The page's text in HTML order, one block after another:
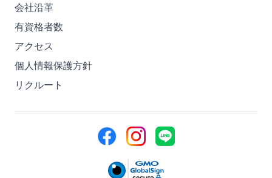
会社沿革
有資格者数
アクセス
個人情報保護方針
リクルート